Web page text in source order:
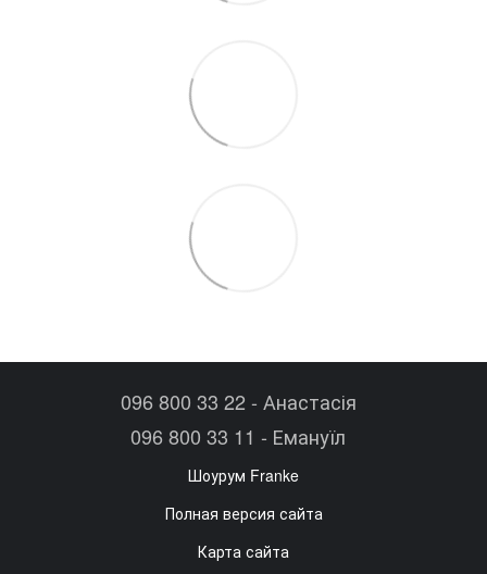
096 800 33 22 - Анастасія
096 800 33 11 - Емануїл
Шоурум Franke
Полная версия сайта
Карта сайта